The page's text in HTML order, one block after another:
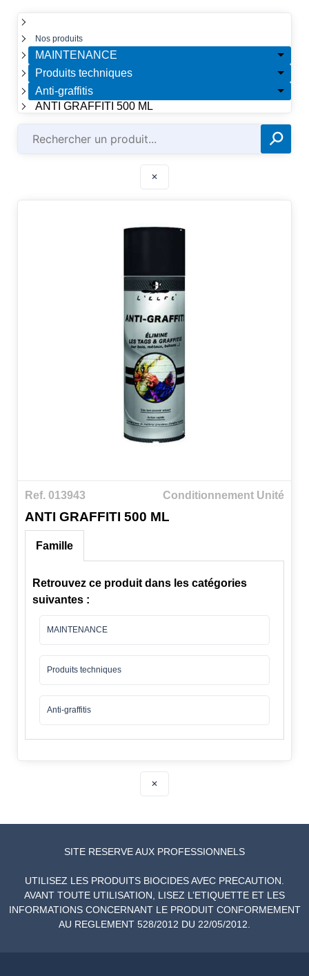
Nos produits
MAINTENANCE
Produits techniques
Anti-graffitis
ANTI GRAFFITI 500 ML
✕⚲
✕
Ref. 013943 Conditionnement Unité
ANTI GRAFFITI 500 ML
Famille
Retrouvez ce produit dans les catégories
suivantes :
MAINTENANCE
Produits techniques
Anti-graffitis
✕
SITE RESERVE AUX PROFESSIONNELS
UTILISEZ LES PRODUITS BIOCIDES AVEC PRECAUTION.
AVANT TOUTE UTILISATION, LISEZ L’ETIQUETTE ET LES
INFORMATIONS CONCERNANT LE PRODUIT CONFORMEMENT
AU REGLEMENT 528/2012 DU 22/05/2012.